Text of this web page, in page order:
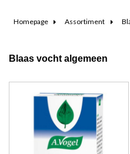
Homepage Assortiment
Blaas vocht algemeen